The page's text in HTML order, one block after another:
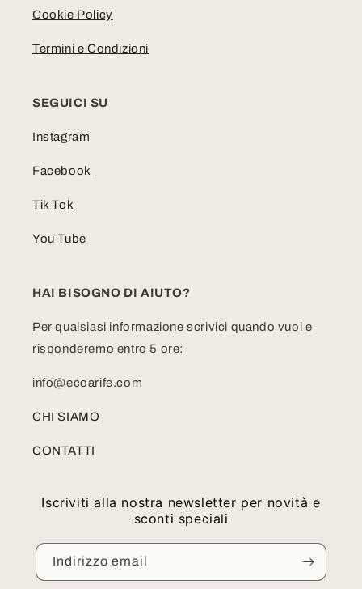
Cookie Policy
Termini e Condizioni
SEGUICI SU
Instagram
Facebook
Tik Tok
You Tube
HAI BISOGNO DI AIUTO?
Per qualsiasi informazione scrivici quando vuoi e
risponderemo entro 5 ore:
info@ecoarife.com
CHI SIAMO
CONTATTI
Iscriviti alla nostra newsletter per novità e
sconti speciali
Indirizzo email